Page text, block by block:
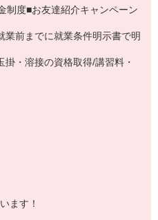
制度■お友達紹介キャンペーン
前までに就業条件明示書で明
・溶接の資格取得/講習料・
ます！